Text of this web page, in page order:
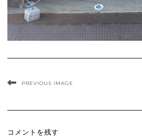
PREVIOUS IMAGE
コメントを残す